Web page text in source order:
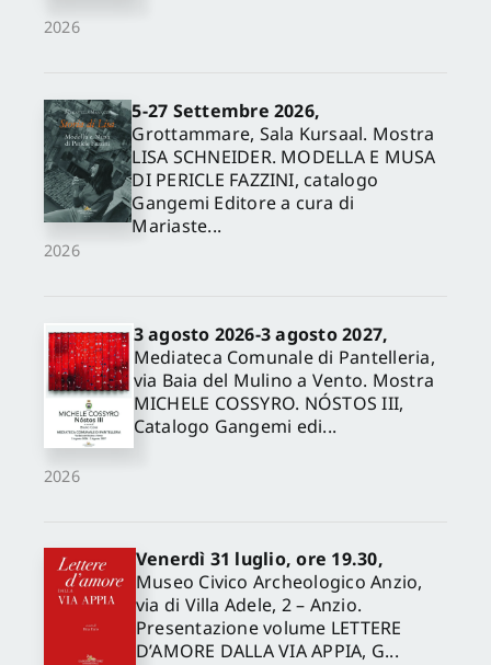
2026
2026
5-27 Settembre 2026,
Grottammare, Sala Kursaal. Mostra
LISA SCHNEIDER. MODELLA E MUSA
DI PERICLE FAZZINI, catalogo
Gangemi Editore a cura di
Mariaste...
2026
3 agosto 2026-3 agosto 2027,
Mediateca Comunale di Pantelleria,
via Baia del Mulino a Vento. Mostra
MICHELE COSSYRO. NÓSTOS III,
Catalogo Gangemi edi...
Venerdì 31 luglio, ore 19.30,
Museo Civico Archeologico Anzio,
via di Villa Adele, 2 – Anzio.
Presentazione volume LETTERE
D’AMORE DALLA VIA APPIA, G...